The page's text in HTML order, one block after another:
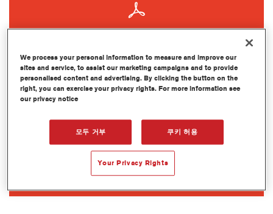
PP301_AXTA_KR_ko_S.pdf
We process your personal information to measure and improve our
sites and service, to assist our marketing campaigns and to provide
personalised content and advertising. By clicking the button on the
right, you can exercise your privacy rights. For more information see
our privacy notice
모두 거부 쿠키 허용
Your Privacy Rights